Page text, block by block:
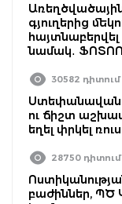
գյուղերից
նամակ․
30582 դիտում
ու ճիշտ
եղել փրկել
28750 դիտում
բաժիններ, ՊԾ